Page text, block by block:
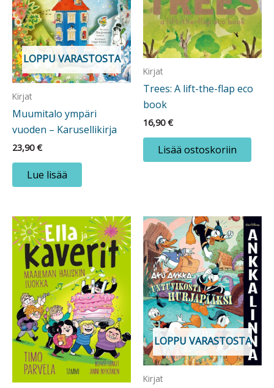
LOPPU VARASTOSTA
Kirjat
Muumitalo ympäri
vuoden – Karusellikirja
23,90€
Lue lisää
Kirjat
Trees: A lift-the-flap eco
book
16,90€
Lisää ostoskoriin
LOPPU VARASTOSTA
Kirjat